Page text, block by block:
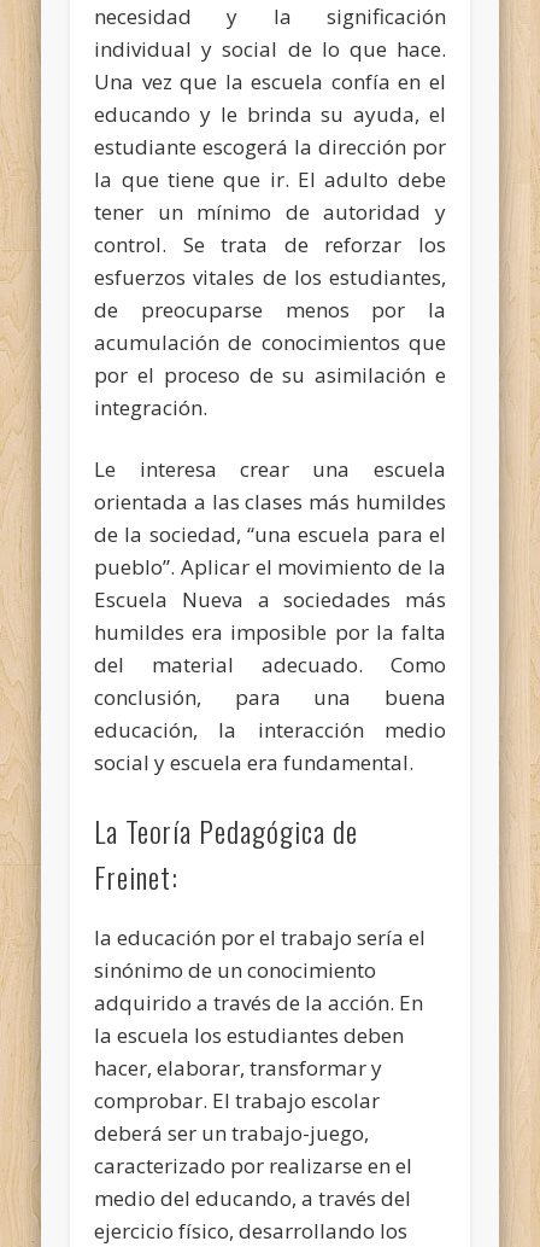
necesidad y la significación
individual y social de lo que hace.
Una vez que la escuela confía en el
educando y le brinda su ayuda, el
estudiante escogerá la dirección por
la que tiene que ir. El adulto debe
tener un mínimo de autoridad y
control. Se trata de reforzar los
esfuerzos vitales de los estudiantes,
de preocuparse menos por la
acumulación de conocimientos que
por el proceso de su asimilación e
integración.
Le interesa crear una escuela
orientada a las clases más humildes
de la sociedad, “una escuela para el
pueblo”. Aplicar el movimiento de la
Escuela Nueva a sociedades más
humildes era imposible por la falta
del material adecuado. Como
conclusión, para una buena
educación, la interacción medio
social y escuela era fundamental.
La Teoría Pedagógica de
Freinet:
la educación por el trabajo sería el
sinónimo de un conocimiento
adquirido a través de la acción. En
la escuela los estudiantes deben
hacer, elaborar, transformar y
comprobar. El trabajo escolar
deberá ser un trabajo-juego,
caracterizado por realizarse en el
medio del educando, a través del
ejercicio físico, desarrollando los